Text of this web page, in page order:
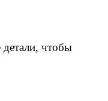
детали, чтобы